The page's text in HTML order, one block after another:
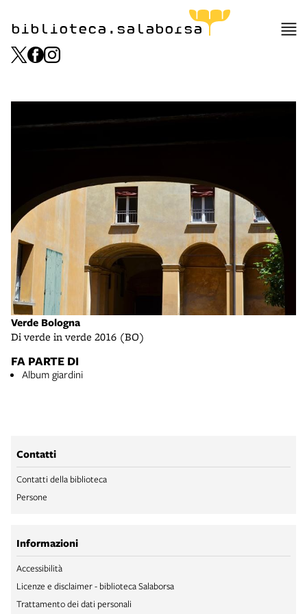
biblioteca.salaborsa
Verde Bologna
Di verde in verde 2016 (BO)
FA PARTE DI
Album giardini
Contatti
Contatti della biblioteca
Persone
Informazioni
Accessibilità
Licenze e disclaimer - biblioteca Salaborsa
Trattamento dei dati personali